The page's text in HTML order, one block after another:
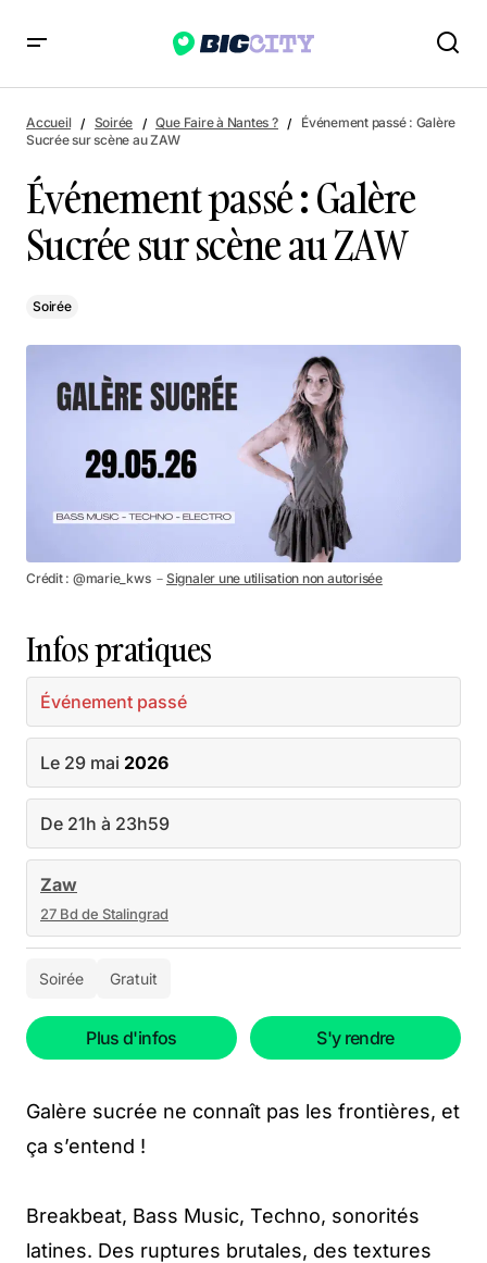
Événement passé : Galère Sucrée sur scène au ZAW
Accueil Soirée Que Faire à Nantes ?
Événement passé : Galère
Sucrée sur scène au ZAW
Événement passé : Galère
Sucrée sur scène au ZAW
Soirée
Crédit : @marie_kws － Signaler une utilisation non autorisée
Infos pratiques
Événement passé
Le 29 mai 2026
De 21h à 23h59
Zaw
27 Bd de Stalingrad
Soirée Gratuit
Plus d'infos S'y rendre
Galère sucrée ne connaît pas les frontières, et
ça s’entend !
Breakbeat, Bass Music, Techno, sonorités
latines. Des ruptures brutales, des textures